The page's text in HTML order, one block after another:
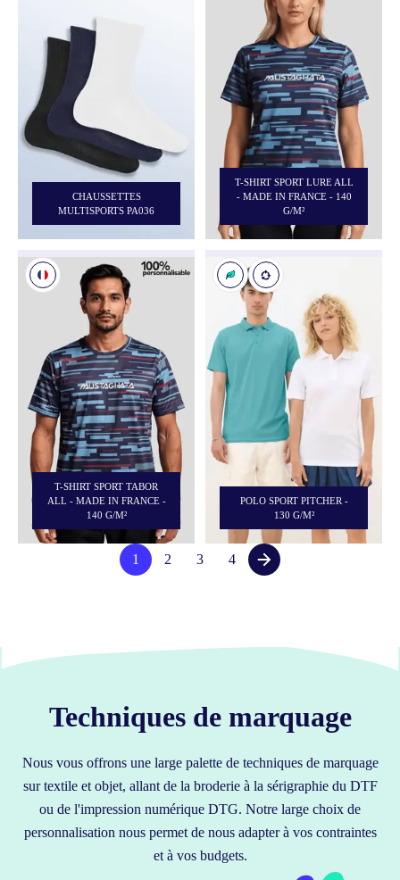
CHAUSSETTES
MULTISPORTS PA036
T-SHIRT SPORT LURE ALL
- MADE IN FRANCE - 140
G/M²
T-SHIRT SPORT TABOR
ALL - MADE IN FRANCE -
140 G/M²
POLO SPORT PITCHER -
130 G/M²
1 2 3 4
Techniques de marquage
Nous vous offrons une large palette de techniques de marquage
sur textile et objet, allant de la broderie à la sérigraphie du DTF
ou de l'impression numérique DTG. Notre large choix de
personnalisation nous permet de nous adapter à vos contraintes
et à vos budgets.